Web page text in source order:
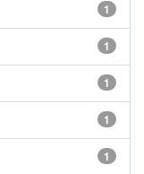
1
1
1
1
1